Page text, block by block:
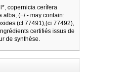
copernicia cerífera
alba, (+/ - may contain:
(cl 77491),(ci 77492),
certifiés issus de
de synthèse.